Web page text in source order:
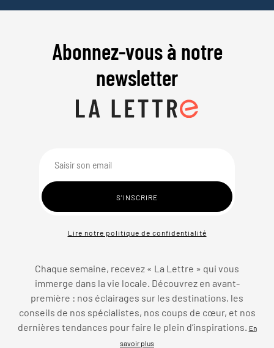
Abonnez-vous à notre
newsletter
Lire notre politique de confidentialité
Chaque semaine, recevez « La Lettre » qui vous
immerge dans la vie locale. Découvrez en avant-
première : nos éclairages sur les destinations, les
conseils de nos spécialistes, nos coups de cœur, et nos
dernières tendances pour faire le plein d’inspirations.
En
savoir plus